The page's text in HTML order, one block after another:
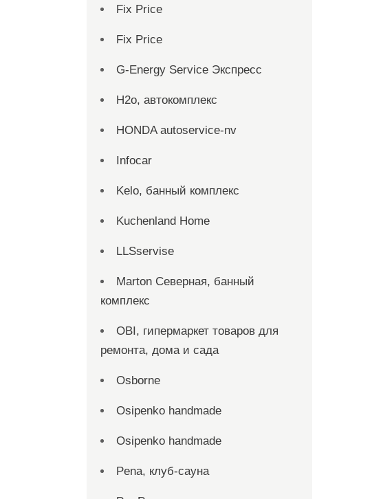
Fix Price
Fix Price
G-Energy Service Экспресс
H2о, автокомплекс
HONDA autoservice-nv
Infocar
Kelo, банный комплекс
Kuchenland Home
LLSservise
Marton Северная, банный
комплекс
OBI, гипермаркет товаров для
ремонта, дома и сада
Osborne
Osipenko handmade
Osipenko handmade
Pena, клуб-сауна